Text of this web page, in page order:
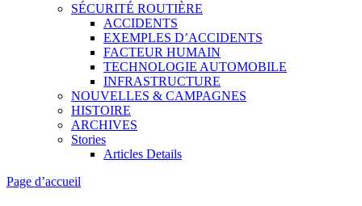
SÉCURITÉ ROUTIÈRE
ACCIDENTS
EXEMPLES D’ACCIDENTS
FACTEUR HUMAIN
TECHNOLOGIE AUTOMOBILE
INFRASTRUCTURE
NOUVELLES & CAMPAGNES
HISTOIRE
ARCHIVES
Stories
Articles Details
Page d’accueil